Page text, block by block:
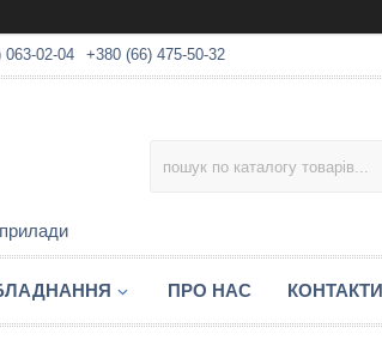
063-02-04 +380 (66) 475-50-32
ПРО НАС КОНТАКТИ